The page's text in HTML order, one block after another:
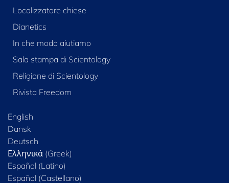
Localizzatore chiese
Dianetics
In che modo aiutiamo
Sala stampa di Scientology
Religione di Scientology
Rivista Freedom
English
Dansk
Deutsch
Ελληνικά (Greek)
Español (Latino)
Español (Castellano)